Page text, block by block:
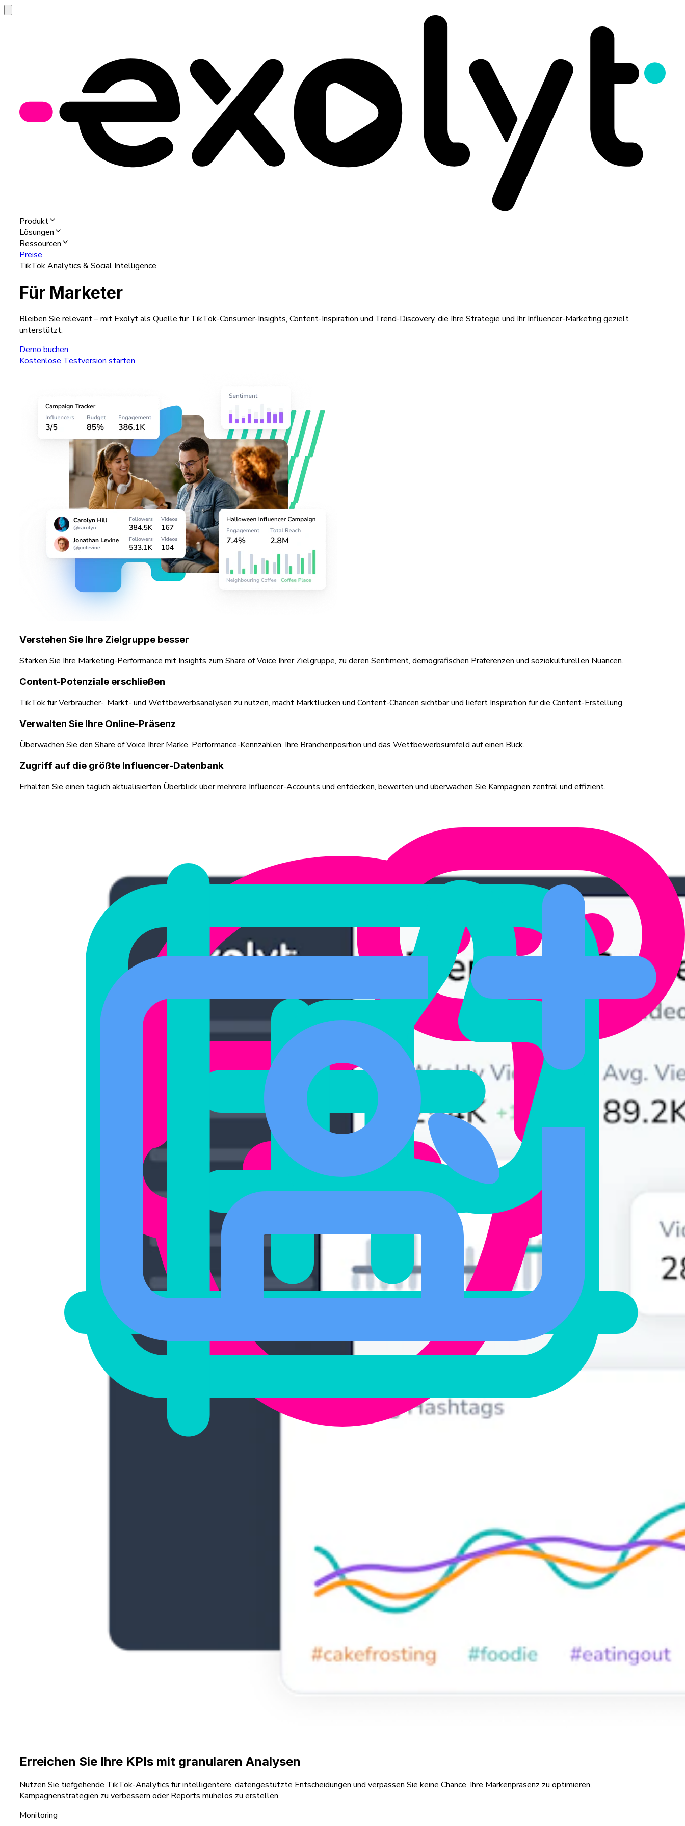
Produkt
Lösungen
Ressourcen
Preise
TikTok Analytics & Social Intelligence
Für Marketer
Bleiben Sie relevant – mit Exolyt als Quelle für TikTok-Consumer-Insights, Content-Inspiration und Trend-Discovery, die Ihre Strategie und Ihr Influencer-Marketing gezielt
unterstützt.
Demo buchen
Kostenlose Testversion starten
Verstehen Sie Ihre Zielgruppe besser
Stärken Sie Ihre Marketing-Performance mit Insights zum Share of Voice Ihrer Zielgruppe, zu deren Sentiment, demografischen Präferenzen und soziokulturellen Nuancen.
Content-Potenziale erschließen
TikTok für Verbraucher-, Markt- und Wettbewerbsanalysen zu nutzen, macht Marktlücken und Content-Chancen sichtbar und liefert Inspiration für die Content-Erstellung.
Verwalten Sie Ihre Online-Präsenz
Überwachen Sie den Share of Voice Ihrer Marke, Performance-Kennzahlen, Ihre Branchenposition und das Wettbewerbsumfeld auf einen Blick.
Zugriff auf die größte Influencer-Datenbank
Erhalten Sie einen täglich aktualisierten Überblick über mehrere Influencer-Accounts und entdecken, bewerten und überwachen Sie Kampagnen zentral und effizient.
Erreichen Sie Ihre KPIs mit granularen Analysen
Nutzen Sie tiefgehende TikTok-Analytics für intelligentere, datengestützte Entscheidungen und verpassen Sie keine Chance, Ihre Markenpräsenz zu optimieren,
Kampagnenstrategien zu verbessern oder Reports mühelos zu erstellen.
Monitoring